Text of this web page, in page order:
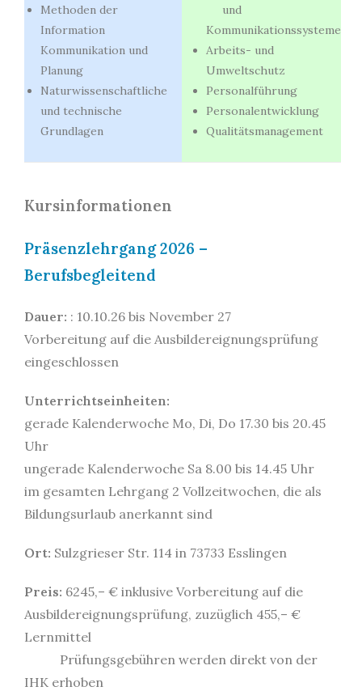
Methoden der
Information
Kommunikation und
Planung
Naturwissenschaftliche
und technische
Grundlagen
und
Kommunikationssysteme
Arbeits- und
Umweltschutz
Personalführung
Personalentwicklung
Qualitätsmanagement
Kursinformationen
Präsenzlehrgang 2026 –
Berufsbegleitend
Dauer: : 10.10.26 bis November 27
Vorbereitung auf die Ausbildereignungsprüfung
eingeschlossen
Unterrichtseinheiten:
gerade Kalenderwoche Mo, Di, Do 17.30 bis 20.45
Uhr
ungerade Kalenderwoche Sa 8.00 bis 14.45 Uhr
im gesamten Lehrgang 2 Vollzeitwochen, die als
Bildungsurlaub anerkannt sind
Ort: Sulzgrieser Str. 114 in 73733 Esslingen
Preis: 6245,– € inklusive Vorbereitung auf die
Ausbildereignungsprüfung, zuzüglich 455,– €
Lernmittel
Prüfungsgebühren werden direkt von der
IHK erhoben